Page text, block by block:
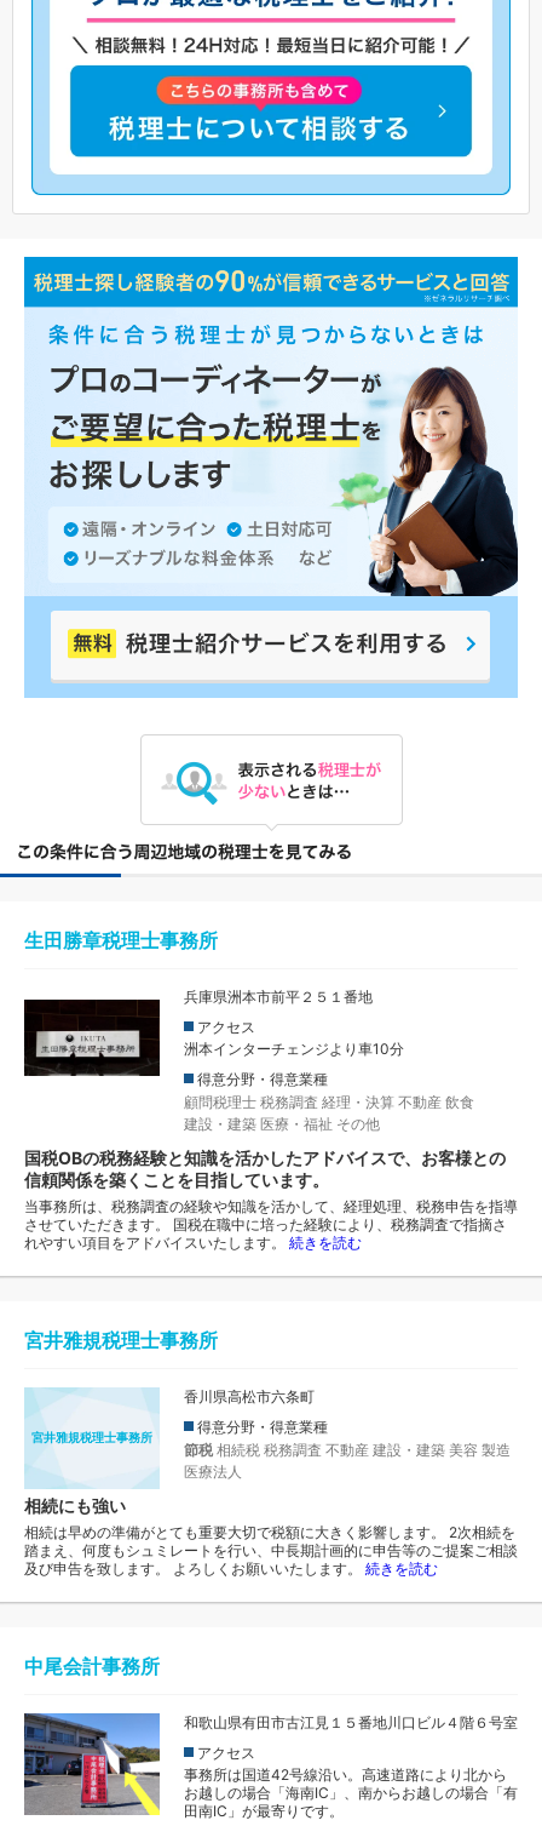
生田勝章税理士事務所
兵庫県洲本市前平２５１番地
アクセス
洲本インターチェンジより車10分
得意分野・得意業種
顧問税理士 税務調査 経理・決算 不動産 飲食
建設・建築 医療・福祉 その他
国税OBの税務経験と知識を活かしたアドバイスで、お客様との
信頼関係を築くことを目指しています。
当事務所は、税務調査の経験や知識を活かして、経理処理、税務申告を指導
させていただきます。 国税在職中に培った経験により、税務調査で指摘さ
れやすい項目をアドバイスいたします。 続きを読む
宮井雅規税理士事務所
宮井雅規税理士事務所
香川県高松市六条町
得意分野・得意業種
節税 相続税 税務調査 不動産 建設・建築 美容 製造
医療法人
相続にも強い
相続は早めの準備がとても重要大切で税額に大きく影響します。 2次相続を
踏まえ、何度もシュミレートを行い、中長期計画的に申告等のご提案ご相談
及び申告を致します。 よろしくお願いいたします。 続きを読む
中尾会計事務所
和歌山県有田市古江見１５番地川口ビル４階６号室
アクセス
事務所は国道42号線沿い。高速道路により北から
お越しの場合「海南IC」、南からお越しの場合「有
田南IC」が最寄りです。